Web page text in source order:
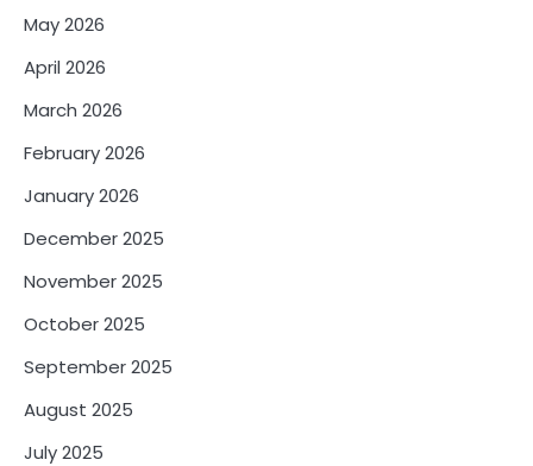
May 2026
April 2026
March 2026
February 2026
January 2026
December 2025
November 2025
October 2025
September 2025
August 2025
July 2025